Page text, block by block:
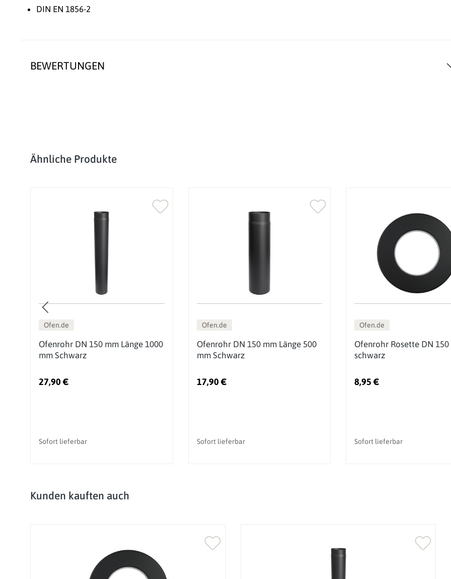
DIN EN 1856-2
BEWERTUNGEN
Produktgalerie überspringen
Ähnliche Produkte
Ofen.de
Ofenrohr DN 150 mm Länge 1000
mm Schwarz
27,90 €
Sofort lieferbar
Ofen.de
Ofenrohr DN 150 mm Länge 500
mm Schwarz
17,90 €
Sofort lieferbar
Ofen.de
Ofenrohr Rosette DN 150
schwarz
8,95 €
Sofort lieferbar
Produktgalerie überspringen
Kunden kauften auch